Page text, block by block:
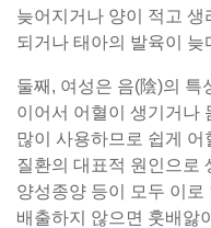
늦어지거나 양이 적고
되거나 태아의 발육이 늦
둘째, 여성은 음(陰)의 특
이어서 어혈이 생기거나
많이 사용하므로 쉽게 어
질환의 대표적 원인으로
양성종양 등이 모두 이로
배출하지 않으면 훗배앓